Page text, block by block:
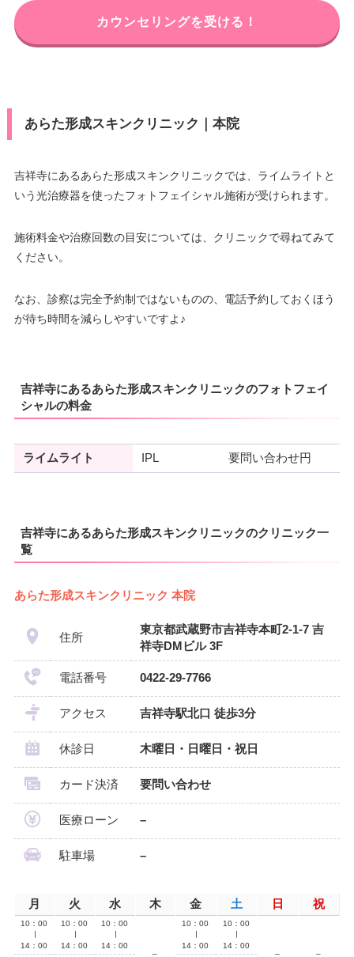
カウンセリングを受ける！
あらた形成スキンクリニック｜本院
吉祥寺にあるあらた形成スキンクリニックでは、ライムライトと
いう光治療器を使ったフォトフェイシャル施術が受けられます。
施術料金や治療回数の目安については、クリニックで尋ねてみて
ください。
なお、診察は完全予約制ではないものの、電話予約しておくほう
が待ち時間を減らしやすいですよ♪
吉祥寺にあるあらた形成スキンクリニックのフォトフェイ
シャルの料金
ライムライト IPL 要問い合わせ円
吉祥寺にあるあらた形成スキンクリニックのクリニック一
覧
あらた形成スキンクリニック 本院
住所
東京都武蔵野市吉祥寺本町2-1-7 吉
祥寺DMビル 3F
電話番号 0422-29-7766
アクセス 吉祥寺駅北口 徒歩3分
休診日 木曜日・日曜日・祝日
カード決済 要問い合わせ
医療ローン –
駐車場 –
月 火 水 木 金 土 日 祝
10：00
14：00
10：00
14：00
10：00
14：00
–
10：00
14：00
10：00
14：00
–
–